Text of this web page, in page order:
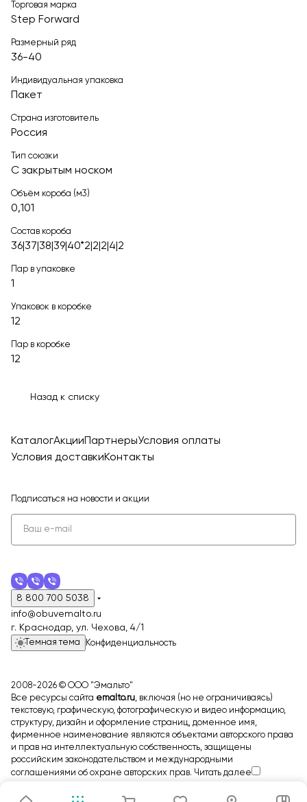
Торговая марка
Step Forward
Размерный ряд
36-40
Индивидуальная упаковка
Пакет
Страна изготовитель
Россия
Тип союзки
С закрытым носком
Объём короба (м3)
0,101
Состав короба
36|37|38|39|40*2|2|2|4|2
Пар в упаковке
1
Упаковок в коробке
12
Пар в коробке
12
Назад к списку
КаталогАкции ПартнерыУсловия оплаты
Условия доставкиКонтакты
Подписаться на новости и акции
8 800 700 5038
info@obuvemalto.ru
г. Краснодар, ул. Чехова, 4/1
Темная тема Конфиденциальность
2008-2026 © ООО "Эмальто"
Все ресурсы сайта emalto.ru, включая (но не ограничиваясь)
текстовую, графическую, фотографическую и видео информацию,
структуру, дизайн и оформление страниц, доменное имя,
фирменное наименование являются объектами авторского права
и прав на интеллектуальную собственность, защищены
российским законодательством и международными
соглашениями об охране авторских прав. Читать далее